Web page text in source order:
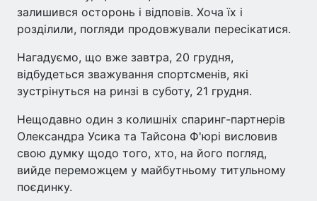
залишився осторонь і відповів. Хоча їх і
розділили, погляди продовжували пересікатися.
Нагадуємо, що вже завтра, 20 грудня,
відбудеться зважування спортсменів, які
зустрінуться на ринзі в суботу, 21 грудня.
Нещодавно один з колишніх спаринг-партнерів
Олександра Усика та Тайсона Ф'юрі висловив
свою думку щодо того, хто, на його погляд,
вийде переможцем у майбутньому титульному
поєдинку.